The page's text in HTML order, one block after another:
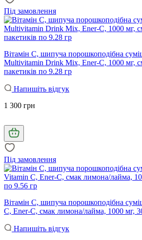
Під замовлення
Вітамін С, шипуча порошкоподібна
Multivitamin Drink Mix, Ener-C, 1000 мг,
пакетиків по 9.28 гр
Напишіть відгук
1 300 грн
Під замовлення
Вітамін С, шипуча порошкоподібна
C, Ener-C, смак лимона/лайма, 1000 мг,
Напишіть відгук